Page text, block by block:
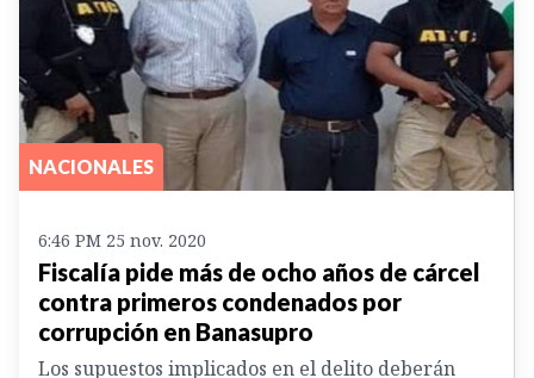
NACIONALES
6:46 PM 25 nov. 2020
Fiscalía pide más de ocho años de cárcel
contra primeros condenados por
corrupción en Banasupro
Los supuestos implicados en el delito deberán